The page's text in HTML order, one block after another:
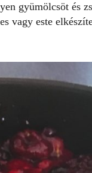
gyümölcsöt és
vagy este